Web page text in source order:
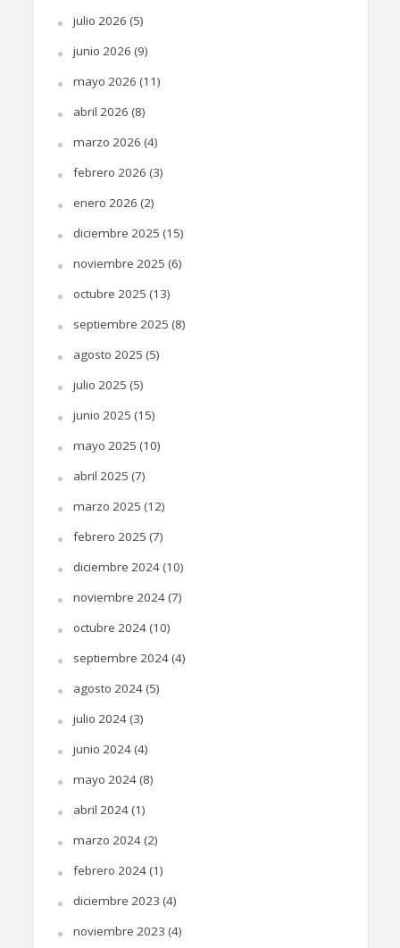
julio 2026 (5)
junio 2026 (9)
mayo 2026 (11)
abril 2026 (8)
marzo 2026 (4)
febrero 2026 (3)
enero 2026 (2)
diciembre 2025 (15)
noviembre 2025 (6)
octubre 2025 (13)
septiembre 2025 (8)
agosto 2025 (5)
julio 2025 (5)
junio 2025 (15)
mayo 2025 (10)
abril 2025 (7)
marzo 2025 (12)
febrero 2025 (7)
diciembre 2024(10)
noviembre 2024(7)
octubre 2024(10)
septiembre 2024(4)
agosto 2024(5)
julio 2024(3)
junio 2024(4)
mayo 2024(8)
abril 2024(1)
marzo 2024(2)
febrero 2024(1)
diciembre 2023 (4)
noviembre 2023 (4)